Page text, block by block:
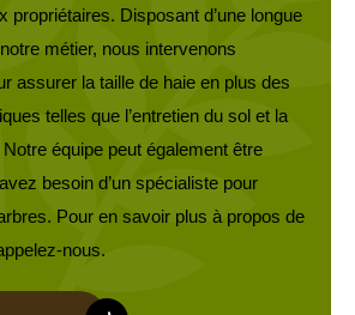
propriétaires. Disposant d’une longue
métier, nous intervenons
assurer la taille de haie en plus des
telles que l’entretien du sol et la
équipe peut également être
besoin d’un spécialiste pour
Pour en savoir plus à propos de
nous.